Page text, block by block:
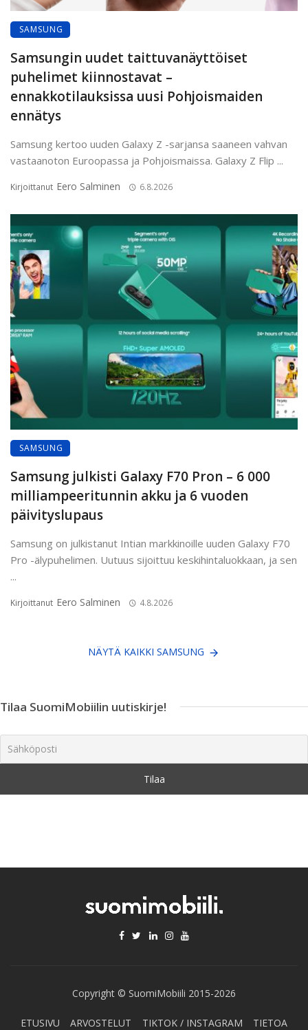
SAMSUNG
Samsungin uudet taittuvanäyttöiset
puhelimet kiinnostavat –
ennakkotilauksissa uusi Pohjoismaiden
ennätys
Samsung kertoo uuden Galaxy Z -sarjansa saaneen vahvan
vastaanoton Euroopassa ja Pohjoismaissa. Galaxy Z Flip ...
Kirjoittanut Eero Salminen 6.8.2026
SAMSUNG
Samsung julkisti Galaxy F70 Pron – 6 000
milliampeeritunnin akku ja 6 vuoden
päivityslupaus
Samsung on julkistanut Intian markkinoille uuden Galaxy F70
Pro -älypuhelimen. Uutuus sijoittuu keskihintaluokkaan, ja sen
...
Kirjoittanut Eero Salminen 4.8.2026
NÄYTÄ KAIKKI SAMSUNG
Tilaa SuomiMobiilin uutiskirje!
Copyright © SuomiMobiili 2015-2026
ETUSIVU ARVOSTELUT TIKTOK / INSTAGRAM TIETOA